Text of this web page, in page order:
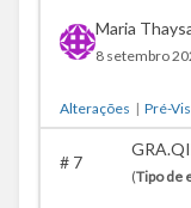
Maria
8 setembro
Alterações | Pré-
#7
(Tipo de